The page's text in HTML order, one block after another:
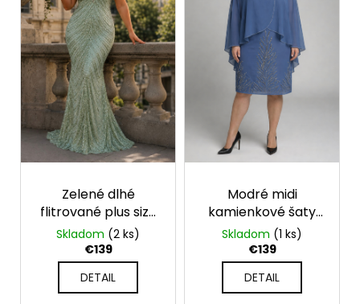
k
t
o
s
p
r
o
d
u
k
t
Zelené dlhé
flitrované plus size
šaty Eleonora
Skladom (2 ks)
€139
DETAIL
Modré midi
kamienkové šaty
pre moletky
Skladom (1 ks)
€139
DETAIL
á
j
s
?